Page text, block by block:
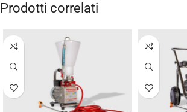
Prodotti correlati